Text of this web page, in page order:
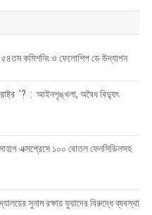
৫৪তম কমিশনিং ও ফেলোশিপ ডে উদ্‌যাপন
রাষ্ট্র ’? : আইনশৃঙ্খলা, অবৈধ বিদ্যুৎ
এক্সপ্রেসে ১০০ বোতল ফেনসিডিলসহ
সুনাম রক্ষায় ফুয়াদের বিরুদ্ধে ব্যবস্থা